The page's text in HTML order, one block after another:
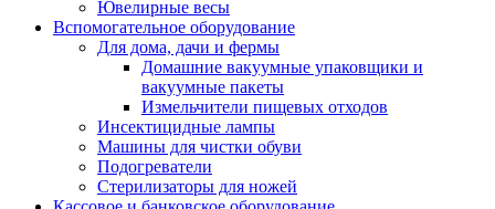
Ювелирные весы
Вспомогательное оборудование
Для дома, дачи и фермы
Домашние вакуумные упаковщики и
вакуумные пакеты
Измельчители пищевых отходов
Инсектицидные лампы
Машины для чистки обуви
Подогреватели
Стерилизаторы для ножей